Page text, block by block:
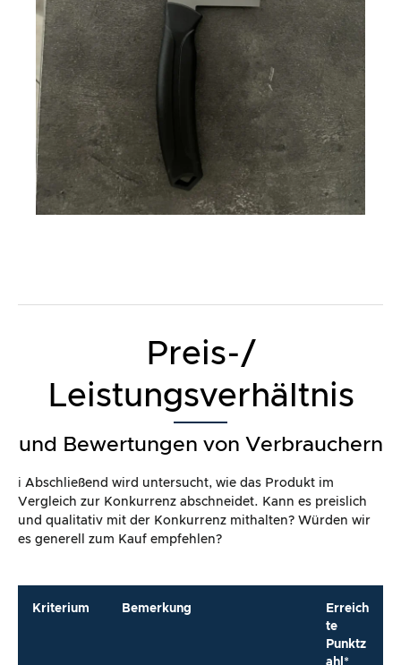
Preis-/
Leistungsverhältnis
und Bewertungen von Verbrauchern
ℹ️ Abschließend wird untersucht, wie das Produkt im
Vergleich zur Konkurrenz abschneidet. Kann es preislich
und qualitativ mit der Konkurrenz mithalten? Würden wir
es generell zum Kauf empfehlen?
Kriterium Bemerkung
Erreich
te
Punktz
ahl*